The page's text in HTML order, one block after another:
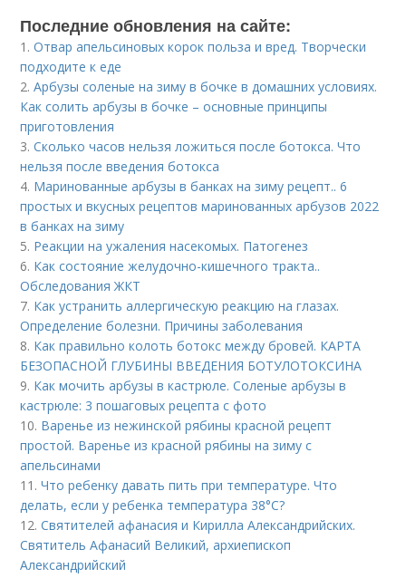
Последние обновления на сайте:
1.Отвар апельсиновых корок польза и вред. Творчески
подходите к еде
2.Арбузы соленые на зиму в бочке в домашних условиях.
Как солить арбузы в бочке – основные принципы
приготовления
3.Сколько часов нельзя ложиться после ботокса. Что
нельзя после введения ботокса
4. Маринованные арбузы в банках на зиму рецепт.. 6
простых и вкусных рецептов маринованных арбузов 2022
в банках на зиму
5. Реакции на ужаления насекомых. Патогенез
6. Как состояние желудочно-кишечного тракта..
Обследования ЖКТ
7. Как устранить аллергическую реакцию на глазах.
Определение болезни. Причины заболевания
8. Как правильно колоть ботокс между бровей. КАРТА
БЕЗОПАСНОЙ ГЛУБИНЫ ВВЕДЕНИЯ БОТУЛОТОКСИНА
9. Как мочить арбузы в кастрюле. Соленые арбузы в
кастрюле: 3 пошаговых рецепта с фото
10. Варенье из нежинской рябины красной рецепт
простой. Варенье из красной рябины на зиму с
апельсинами
11.Что ребенку давать пить при температуре. Что
делать, если у ребенка температура 38°С?
12.Святителей афанасия и Кирилла Александрийских.
Святитель Афанасий Великий, архиепископ
Александрийский